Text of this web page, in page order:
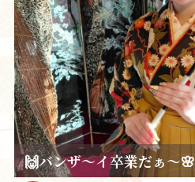
🙌バンザ～イ卒業だぁ～🌸